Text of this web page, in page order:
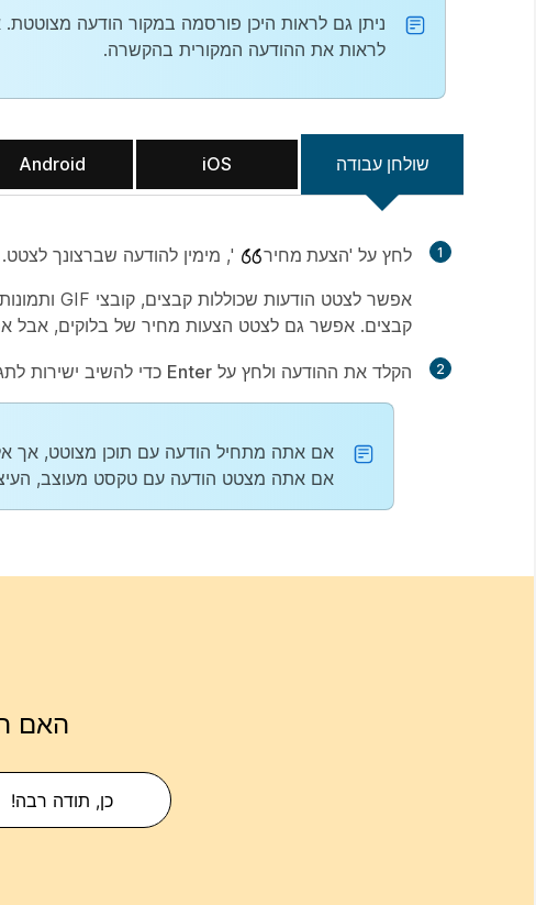
ניתן גם לראות היכן פורסמה במקור הודעה
לראות את ההודעה המקורית בהקשרה.
שולחן עבודה iOS
Android
1 לחץ על 'הצעת מחיר ', מימין להודעה שברצונך לצטט.
קבצים. אפשר גם לצטט הצעות מחיר של בלוקים, אבל
2 הקלד את ההודעה ולחץ על Enter כדי להשיב ישירות
אם אתה מתחיל הודעה עם תוכן מצוטט, אך
אם אתה מצטט הודעה עם טקסט מעוצב,
האם
כן, תודה רבה!